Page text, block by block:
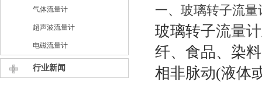
气体流量计
超声波流量计
电磁流量计
行业新闻
一、 玻璃转子流量
玻璃转子流量计
纤、食品、染
相非脉动(液体